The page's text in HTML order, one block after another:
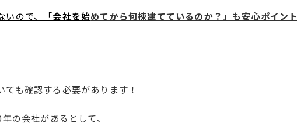
いので、「会社を始めてから何棟建てているのか？」も安心ポイント
も確認する必要があります！
の会社があるとして、